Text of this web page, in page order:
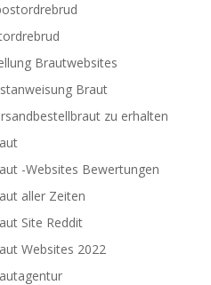
Brautwebsites
Braut
zu erhalten
-Websites Bewertungen
aller Zeiten
Site Reddit
Websites 2022